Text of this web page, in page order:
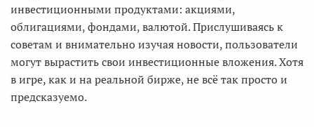
инвестиционными продуктами: акциями,
облигациями, фондами, валютой. Прислушиваясь к
советам и внимательно изучая новости, пользователи
могут вырастить свои инвестиционные вложения. Хотя
в игре, как и на реальной бирже, не всё так просто и
предсказуемо.